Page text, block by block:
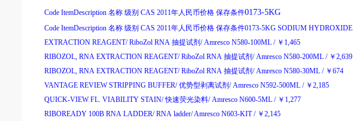
Code ItemDescription 名称 级别 CAS 2011年人民币价格 保存条件0173-5KG
Code ItemDescription 名称 级别 CAS 2011年人民币价格 保存条件0173-5KG SODIUM HYDROXIDE
EXTRACTION REAGENT/ RiboZol RNA 抽提试剂 / Amresco N580-100ML / ￥ 1,465
RIBOZOL, RNA EXTRACTION REAGENT/ RiboZol RNA 抽提试剂 / Amresco N580-200ML / ￥ 2,639
RIBOZOL, RNA EXTRACTION REAGENT/ RiboZol RNA 抽提试剂 / Amresco N580-30ML / ￥ 674
VANTAGE REVIEW STRIPPING BUFFER/ 优势型剥离试剂 / Amresco N592-500ML / ￥ 2,185
QUICK-VIEW FL. VIABILITY STAIN/ 快速荧光染料/ Amresco N600-5ML / ￥ 1,277
RIBOREADY 100B RNA LADDER/ RNA ladder/Amresco N603-KIT / ￥ 2,145